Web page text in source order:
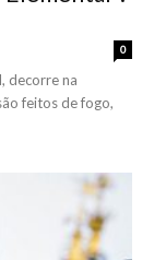
0
decorre na
feitos de fogo,